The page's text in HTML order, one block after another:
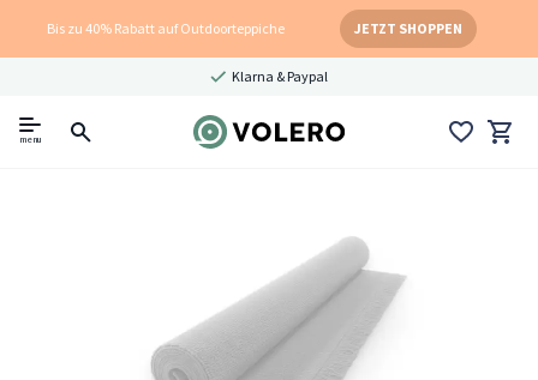
Bis zu 40% Rabatt auf Outdoorteppiche JETZT SHOPPEN
Klarna & Paypal
menu